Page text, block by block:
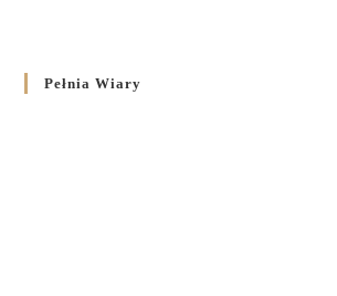
Pełnia Wiary